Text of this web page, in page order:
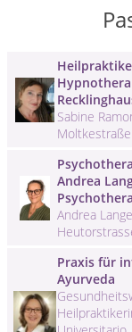
Sabine
Andrea
Andrea
Praxis für
Ayurveda